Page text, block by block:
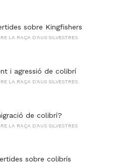
sobre Kingfishers
LA RAÇA D'AUS SILVESTRES
i agressió de colibrí
LA RAÇA D'AUS SILVESTRES
de colibrí?
LA RAÇA D'AUS SILVESTRES
sobre colibrís